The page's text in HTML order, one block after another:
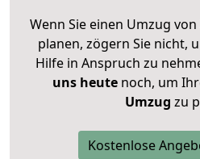
Wenn Sie einen Umzug
planen, zögern Sie nicht,
Hilfe in Anspruch zu
uns heutenoch, um
Umzug zu
Kostenlose